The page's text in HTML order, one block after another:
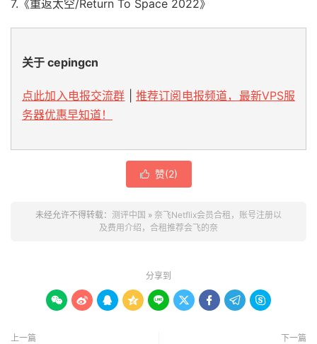
7.《重返太空/Return To Space 2022》
关于 cepingcn
点此加入电报交流群
推荐订阅电报频道，最新VPS服
务器优惠早知道！
 赞(2)
未经允许不得转载： 测评中国 » 奈飞Netflix会员合租，账号注册以
及费用介绍，合租推荐会飞的奈
分享到
        
上一篇 下一篇